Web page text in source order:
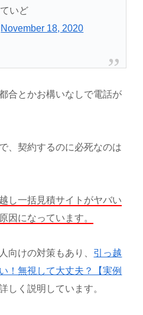
いど
November 18, 2020
合とかお構いなしで電話が
、契約するのに必死なのは
し一括見積サイトがヤバい
因になっています。
向けの対策もあり、 引っ越
！無視して大丈夫？【実例
しく説明しています。